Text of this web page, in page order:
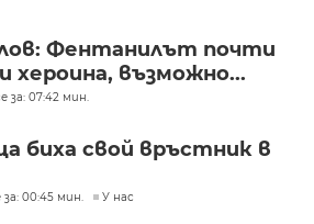
Фентанилът почти
хероина, възможно...
за: 07:42 мин.
биха свой връстник в
00:45 мин. У нас